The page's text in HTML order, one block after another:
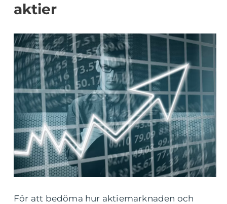
aktier
För att bedöma hur aktiemarknaden och